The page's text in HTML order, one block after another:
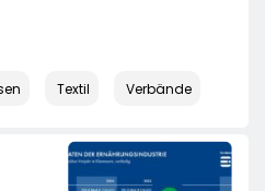
Textil Verbände